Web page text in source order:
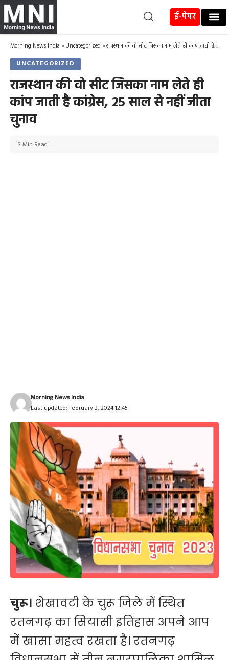
ई-पेपर
Morning News India » Uncategorized »राजस्थान की वो सीट जिसका नाम लेते ही कांप जाती है कांग्रेस, 25 साल से नहीं जीता चुनाव
UNCATEGORIZED
राजस्थान की वो सीट जिसका नाम लेते ही
कांप जाती है कांग्रेस, 25 साल से नहीं जीता
चुनाव
Last updated: February 3, 2024 12:45
Morning News India
3 Min Read
चुरू। शेखावटी के चुरू जिले में स्थित
रतनगढ़ का सियासी इतिहास अपने आप
में खासा महत्व रखता है। रतनगढ़